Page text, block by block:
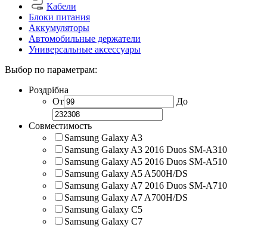
Кабели
Блоки питания
Аккумуляторы
Автомобильные держатели
Универсальные аксессуары
Выбор по параметрам:
Роздрібна
От
До
Совместимость
Samsung Galaxy A3
Samsung Galaxy A3 2016 Duos SM-A310
Samsung Galaxy A5 2016 Duos SM-A510
Samsung Galaxy A5 A500H/DS
Samsung Galaxy A7 2016 Duos SM-A710
Samsung Galaxy A7 A700H/DS
Samsung Galaxy C5
Samsung Galaxy C7